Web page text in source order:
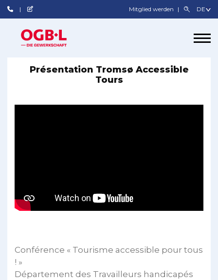
Mitglied werden
Présentation Tromsø Accessible
Tours
Conférence « Tourisme accessible pour tous
! »
Département des Travailleurs handicapés